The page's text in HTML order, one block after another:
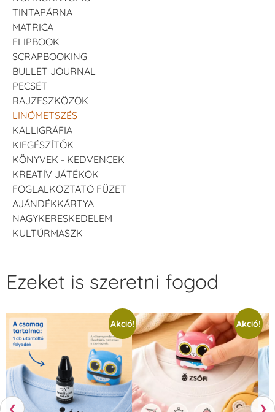
TINTAPÁRNA
MATRICA
FLIPBOOK
SCRAPBOOKING
BULLET JOURNAL
PECSÉT
RAJZESZKÖZÖK
LINÓMETSZÉS
KALLIGRÁFIA
KIEGÉSZÍTŐK
KÖNYVEK - KEDVENCEK
KREATÍV JÁTÉKOK
FOGLALKOZTATÓ FÜZET
AJÁNDÉKKÁRTYA
NAGYKERESKEDELEM
KULTÚRMASZK
❮
Ezeket is szeretni fogod
Akció! Akció!
❯